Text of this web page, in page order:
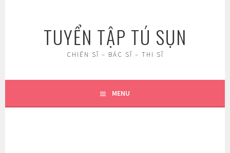
TUYỂN TẬP TÚ SỤN
CHIẾN SĨ – BÁC SĨ – THI SĨ
MENU